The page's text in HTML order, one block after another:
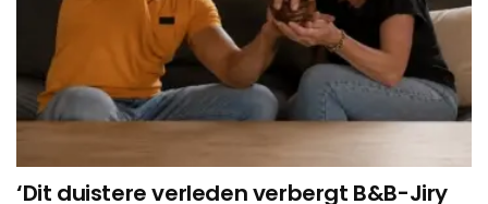
‘Dit duistere verleden verbergt B&B-Jiry